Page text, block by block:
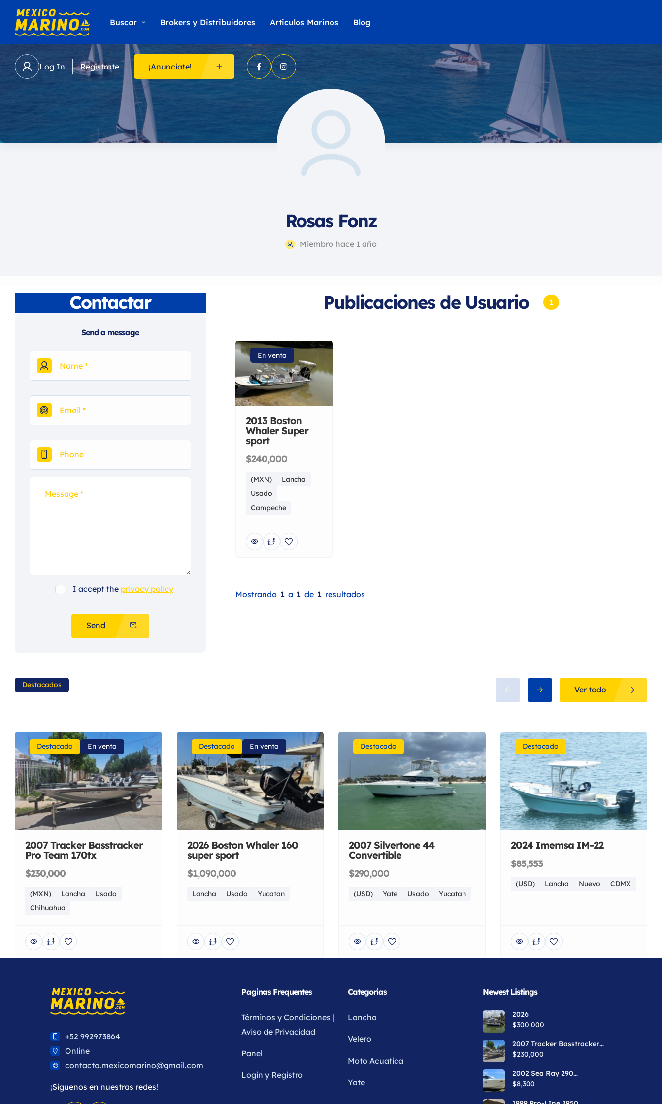
Buscar Brokers y Distribuidores Articulos Marinos Blog
Log In Regístrate ¡Anunciate!
Rosas Fonz
Miembro hace 1 año
Contactar
Send a message
I accept the privacy policy
Send
Publicaciones de Usuario 1
En venta
2013 Boston
Whaler Super
sport
$240,000
(MXN)
Lancha
Usado
Campeche
Mostrando 1 a 1 de 1 resultados
Destacados Ver todo
Destacado En venta
2007 Tracker Basstracker
Pro Team 170tx
$230,000
(MXN) Lancha
Usado
Chihuahua
Destacado En venta
2026 Boston Whaler 160
super sport
$1,090,000
Lancha Usado Yucatan
Destacado
2007 Silvertone 44
Convertible
$290,000
(USD) Yate Usado Yucatan
Destacado
2024 Imemsa IM-22
$85,553
(USD) Lancha Nuevo CDMX
+52 992973864
Online
contacto.mexicomarino@gmail.com
¡Siguenos en nuestras redes!
Paginas Frequentes
Términos y Condiciones |
Aviso de Privacidad ​
Panel
Login y Registro
Categorias
Lancha
Velero
Moto Acuatica
Yate
Newest Listings​
2026
$300,000
2007 Tracker Basstracker
Pro Team 170tx
$230,000
2002 Sea Ray 290
Amberjack
$8,300